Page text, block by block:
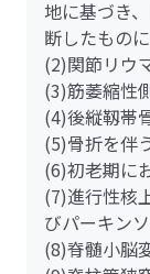
地に基づき
断したものに
(2)関節リウ
(3)筋萎縮性
(4)後縦靱帯
(5)骨折を伴
(6)初老期に
(7)進行性核
びパーキン
(8)脊髄小脳